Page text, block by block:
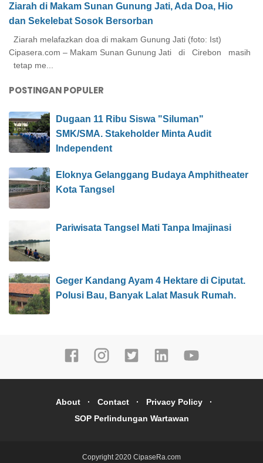
Ziarah di Makam Sunan Gunung Jati, Ada Doa, Hio
dan Sekelebat Sosok Bersorban
Ziarah melafazkan doa di makam Gunung Jati (foto: Ist)
Cipasera.com – Makam Sunan Gunung Jati di Cirebon masih
tetap me...
POSTINGAN POPULER
Dugaan 11 Ribu Siswa "Siluman"
SMK/SMA. Stakeholder Minta Audit
Independent
Eloknya Gelanggang Budaya Amphitheater
Kota Tangsel
Pariwisata Tangsel Mati Tanpa Imajinasi
Geger Kandang Ayam 4 Hektare di Ciputat.
Polusi Bau, Banyak Lalat Masuk Rumah.
About Contact
Privacy Policy
SOP Perlindungan Wartawan
Copyright 2020 CipaseRa.com